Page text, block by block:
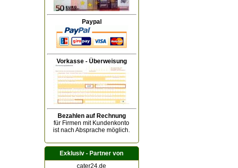
Paypal
Vorkasse - Überweisung
Bezahlen auf Rechnung
für Firmen mit Kundenkonto
ist nach Absprache möglich.
Exklusiv - Partner von
cater24.de